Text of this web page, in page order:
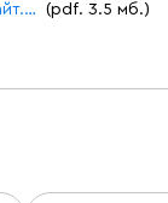
декларация о соответствии ООО Делайт.pdf
(pdf. 3.5 мб.)